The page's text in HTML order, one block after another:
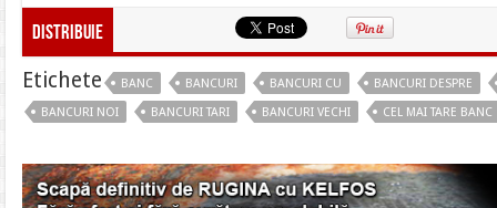
Distribuie
Etichete BANC BANCURI BANCURI CU
BANCURI DESPRE
BANCURI NOI
BANCURI TARI BANCURI VECHI CEL MAI TARE BANC